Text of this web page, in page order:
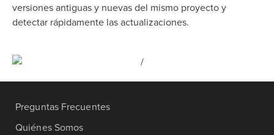
versiones antiguas y nuevas del mismo proyecto y
detectar rápidamente las actualizaciones.
Preguntas Frecuentes
Quiénes Somos